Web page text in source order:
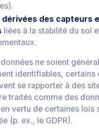
dérivées des capteurs
liées à la stabilité du sol
ne soient
identifiables, certains
se rapporter à des
traités comme des
vertu de certaines lois
(p. ex., le GDPR).